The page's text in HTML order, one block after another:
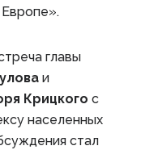
главы
и
Крицкого с
населенных
стал